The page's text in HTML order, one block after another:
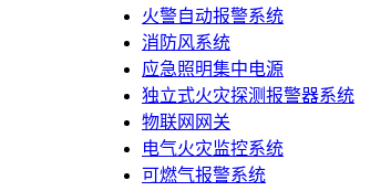
火警自动报警系统
消防风系统
应急照明集中电源
独立式火灾探测报警器系统
物联网网关
电气火灾监控系统
可燃气报警系统